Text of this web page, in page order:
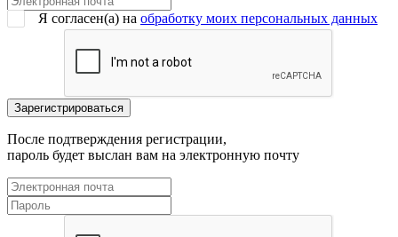
Я согласен(a) на обработку моих персональных данных
После подтверждения регистрации,
пароль будет выслан вам на электронную почту